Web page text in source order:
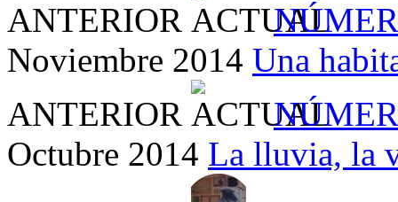
ANTERIOR
Noviembre 2014 Una
ANTERIOR
Octubre 2014 La lluvia, la